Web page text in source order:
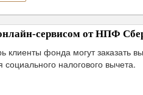
сервисом от НПФ
фонда могут заказать
налогового вычета.